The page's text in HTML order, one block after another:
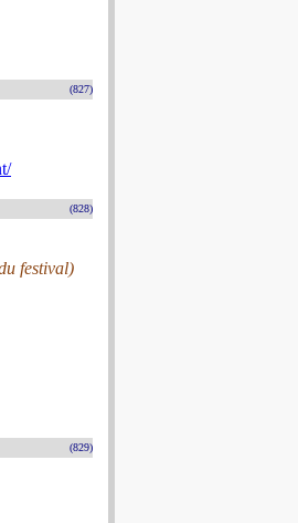
(827)
(828)
festival)
(829)